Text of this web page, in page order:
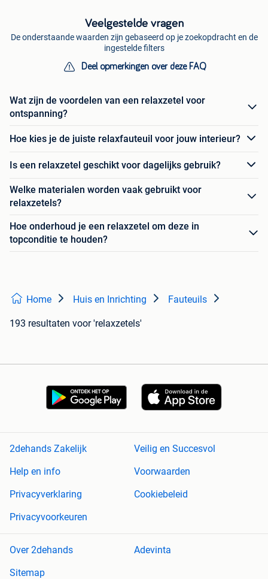
Veelgestelde vragen
De onderstaande waarden zijn gebaseerd op je zoekopdracht en de
ingestelde filters
Deel opmerkingen over deze FAQ
Wat zijn de voordelen van een relaxzetel voor
ontspanning?
Hoe kies je de juiste relaxfauteuil voor jouw interieur?
Is een relaxzetel geschikt voor dagelijks gebruik?
Welke materialen worden vaak gebruikt voor
relaxzetels?
Hoe onderhoud je een relaxzetel om deze in
topconditie te houden?
Home Huis en Inrichting Fauteuils
193 resultaten voor 'relaxzetels'
2dehands Zakelijk
Veilig en Succesvol
Help en info
Voorwaarden
Privacyverklaring
Cookiebeleid
Privacyvoorkeuren
Over 2dehands
Adevinta
Sitemap